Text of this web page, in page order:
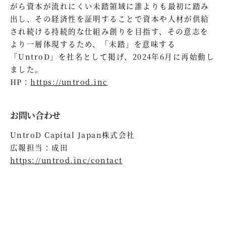
がら資本が流れにくい未踏領域に誰よりも最初に踏み
出し、その経済性を証明することで資本や人材が供給
され続ける持続的な仕組み創りを目指す、その意志を
より一層体現するため、「未踏」を意味する
「UntroD」を社名として掲げ、2024年6月に再始動し
ました。
HP：https://untrod.inc
お問い合わせ
UntroD Capital Japan株式会社
広報担当：成田
https://untrod.inc/contact